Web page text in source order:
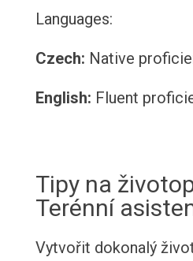
Languages:
Czech: Native
English: Fluent
Tipy na
Terénní
Vytvořit dokonalý